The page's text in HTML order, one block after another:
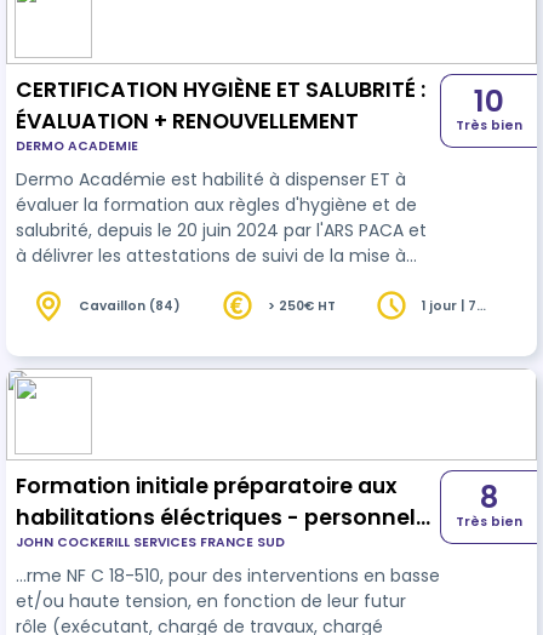
CERTIFICATION HYGIÈNE ET SALUBRITÉ :
ÉVALUATION + RENOUVELLEMENT
DERMO ACADEMIE
Dermo Académie est habilité à dispenser ET à
évaluer la formation aux règles d'hygiène et de
salubrité, depuis le 20 juin 2024 par l'ARS PACA et
à délivrer les attestations de suivi de la mise à
renouvellement de la certification est organisée
le 13 mars 2024 pris en application de l’article
R.1311-3 du code de la santé publique et relatif à la
10
Très bien
Cavaillon (84) > 250€ HT
1 jour | 7
Formation initiale préparatoire aux
habilitations éléctriques - personnel
électricien HT/BT
JOHN COCKERILL SERVICES FRANCE SUD
…rme NF C 18-510, pour des interventions en basse
et/ou haute tension, en fonction de leur futur
rôle (exécutant, chargé de travaux, chargé
8
Très bien